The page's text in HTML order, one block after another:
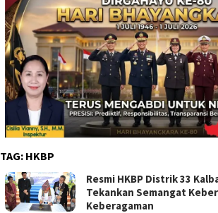
TAG: HKBP
Resmi HKBP Distrik 33
Tekankan Semangat
Keberagaman